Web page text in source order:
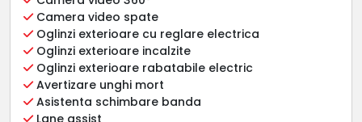
Camera video spate
Oglinzi exterioare cu reglare electrica
Oglinzi exterioare incalzite
Oglinzi exterioare rabatabile electric
Avertizare unghi mort
Asistenta schimbare banda
Lane assist